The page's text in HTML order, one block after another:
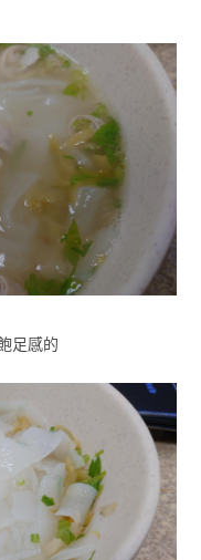
足感的